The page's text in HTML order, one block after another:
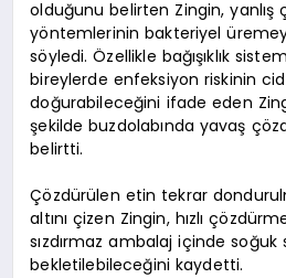
olduğunu belirten Zingin, yanlış
yöntemlerinin bakteriyel
söyledi. Özellikle bağışıklık
bireylerde enfeksiyon riskinin
doğurabileceğini ifade eden
şekilde buzdolabında yavaş
belirtti.
Çözdürülen etin tekrar
altını çizen Zingin, hızlı
sızdırmaz ambalaj içinde soğuk
bekletilebileceğini kaydetti.